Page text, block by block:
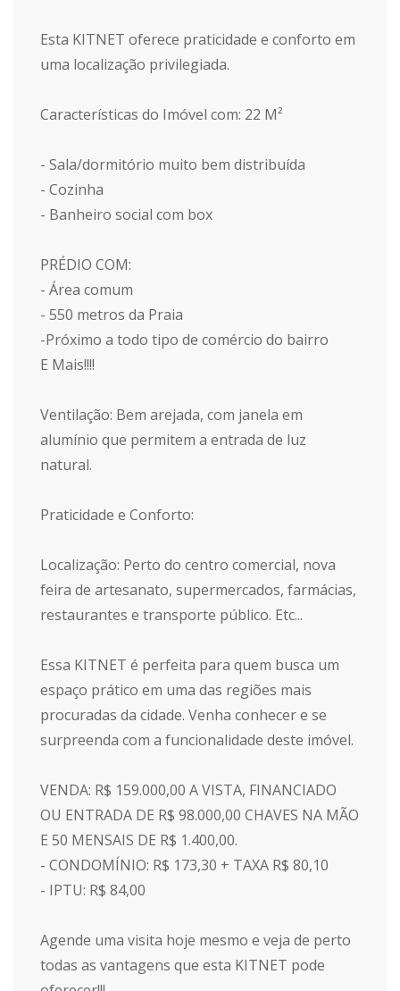
Esta KITNET oferece praticidade e conforto em
uma localização privilegiada.
Características do Imóvel com: 22 M²
- Sala/dormitório muito bem distribuída
- Cozinha
- Banheiro social com box
PRÉDIO COM:
- Área comum
- 550 metros da Praia
-Próximo a todo tipo de comércio do bairro
E Mais!!!!
Ventilação: Bem arejada, com janela em
alumínio que permitem a entrada de luz
natural.
Praticidade e Conforto:
Localização: Perto do centro comercial, nova
feira de artesanato, supermercados, farmácias,
restaurantes e transporte público. Etc...
Essa KITNET é perfeita para quem busca um
espaço prático em uma das regiões mais
procuradas da cidade. Venha conhecer e se
surpreenda com a funcionalidade deste imóvel.
VENDA: R$ 159.000,00 A VISTA, FINANCIADO
OU ENTRADA DE R$ 98.000,00 CHAVES NA MÃO
E 50 MENSAIS DE R$ 1.400,00.
- CONDOMÍNIO: R$ 173,30 + TAXA R$ 80,10
- IPTU: R$ 84,00
Agende uma visita hoje mesmo e veja de perto
todas as vantagens que esta KITNET pode